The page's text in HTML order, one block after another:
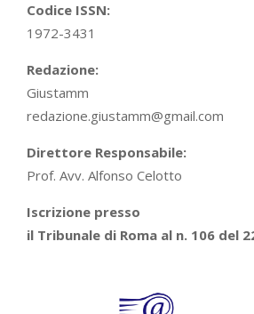
Codice ISSN:
1972-3431
Redazione:
Giustamm
redazione.giustamm@gmail.com
Direttore Responsabile:
Prof. Avv. Alfonso Celotto
Iscrizione presso
il Tribunale di Roma al n. 106 del